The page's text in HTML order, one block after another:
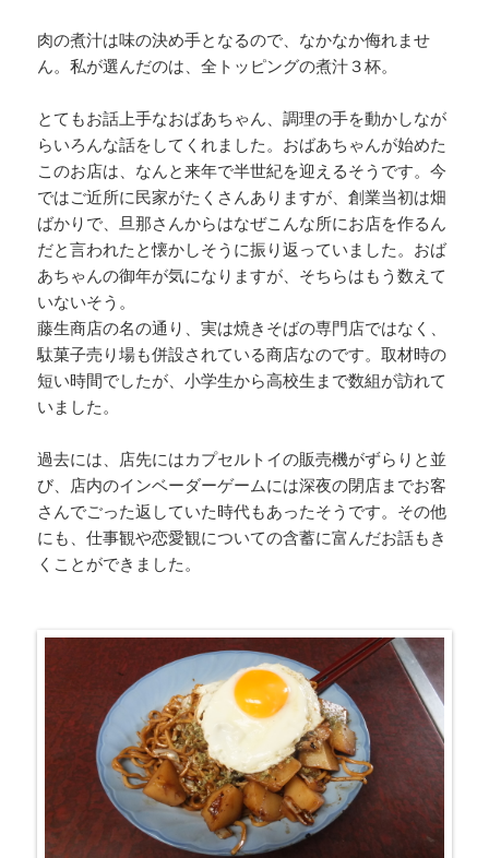
肉の煮汁は味の決め手となるので、なかなか侮れませ
ん。私が選んだのは、全トッピングの煮汁３杯。
とてもお話上手なおばあちゃん、調理の手を動かしなが
らいろんな話をしてくれました。おばあちゃんが始めた
このお店は、なんと来年で半世紀を迎えるそうです。今
ではご近所に民家がたくさんありますが、創業当初は畑
ばかりで、旦那さんからはなぜこんな所にお店を作るん
だと言われたと懐かしそうに振り返っていました。おば
あちゃんの御年が気になりますが、そちらはもう数えて
いないそう。
藤生商店の名の通り、実は焼きそばの専門店ではなく、
駄菓子売り場も併設されている商店なのです。取材時の
短い時間でしたが、小学生から高校生まで数組が訪れて
いました。
過去には、店先にはカプセルトイの販売機がずらりと並
び、店内のインベーダーゲームには深夜の閉店までお客
さんでごった返していた時代もあったそうです。その他
にも、仕事観や恋愛観についての含蓄に富んだお話もき
くことができました。